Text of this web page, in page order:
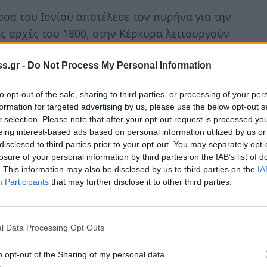
- Do Not Process My Personal Information
opt-out of the sale, sharing to third parties, or processing of your
for targeted advertising by us, please use the below opt-out
selection. Please note that after your opt-out request is processed
interest-based ads based on personal information utilized by us
to third parties prior to your opt-out. You may separately
of your personal information by third parties on the IAB’s list of
This information may also be disclosed by us to third parties on the
Participants that may further disclose it to other third parties.
Data Processing Opt Outs
opt-out of the Sharing of my personal data.
του Ιονίου αποτέλεσε τον πυρήνα για την
αρχές του 1800, στην Κέρκυρα λειτουργούν
με τη γαλλόφωνη «Φιλογένεια» και η Saint
Ανατολή» της Γαλλίας ,η Στοά
αργότερα μυήθηκε ένας από τους
Ξάνθος.
η πρώτη τεκτονική στοά στην ελεύθερη
το όνομα «Πανελλήνιον». Αυτό μάλιστα
Ιωάννη Βαπτιστή Θεοτόκη κατοίκου
Ζάκυνθο, χρονολογημένη από 22
οι εργασίες για τη δημιουργία της